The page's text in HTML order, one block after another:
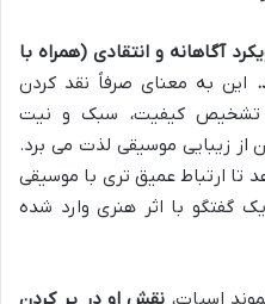
آگاهانه و انتقادی (همراه با
این به معنای صرفاً نقد کردن
تشخیص کیفیت، سبک و نیت
از زیبایی موسیقی لذت می برد.
تا ارتباط عمیق تری با موسیقی
گفتگو با اثر هنری وارد شده
اسپات، نقش او در پر کردن